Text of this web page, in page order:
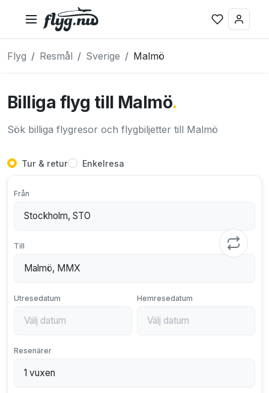
Flyg Resmål Sverige Malmö
Billiga flyg till Malmö.
Sök billiga flygresor och flygbiljetter till Malmö
Tur & retur Enkelresa
Från
Till
Utresedatum Hemresedatum
Resenärer